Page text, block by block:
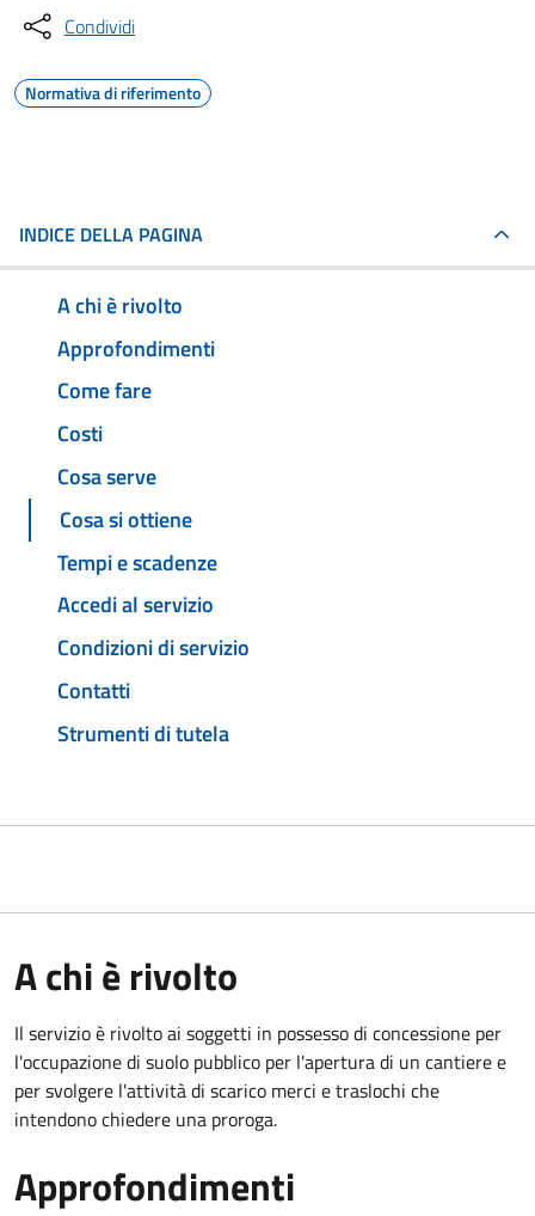
Condividi
Normativa di riferimento
INDICE DELLA PAGINA
A chi è rivolto
Approfondimenti
Come fare
Costi
Cosa serve
Cosa si ottiene
Tempi e scadenze
Accedi al servizio
Condizioni di servizio
Contatti
Strumenti di tutela
A chi è rivolto
Il servizio è rivolto ai soggetti in possesso di concessione per
l'occupazione di suolo pubblico per l'apertura di un cantiere e
per svolgere l'attività di scarico merci e traslochi che
intendono chiedere una proroga.
Approfondimenti